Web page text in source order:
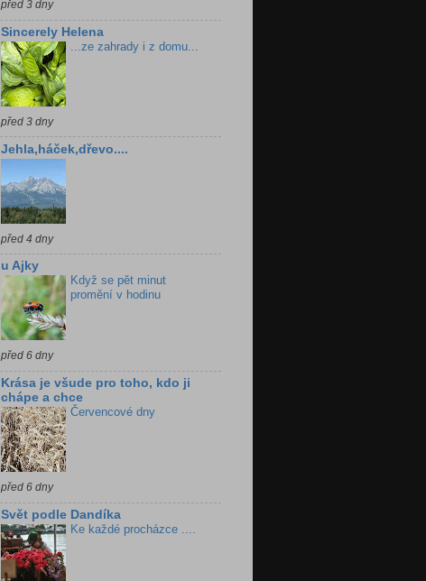
před 3 dny
Sincerely Helena
...ze zahrady i z domu...
před 3 dny
Jehla,háček,dřevo....
před 4 dny
u Ajky
Když se pět minut
promění v hodinu
před 6 dny
Krása je všude pro toho, kdo ji
chápe a chce
Červencové dny
před 6 dny
Svět podle Dandíka
Ke každé procházce ....